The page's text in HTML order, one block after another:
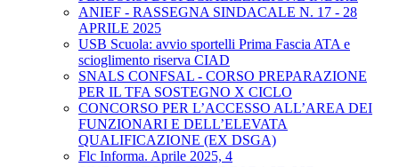
ANIEF - RASSEGNA SINDACALE N. 17 - 28
APRILE 2025
USB Scuola: avvio sportelli Prima Fascia ATA e
scioglimento riserva CIAD
SNALS CONFSAL - CORSO PREPARAZIONE
PER IL TFA SOSTEGNO X CICLO
CONCORSO PER L’ACCESSO ALL’AREA DEI
FUNZIONARI E DELL’ELEVATA
QUALIFICAZIONE (EX DSGA)
Flc Informa. Aprile 2025, 4